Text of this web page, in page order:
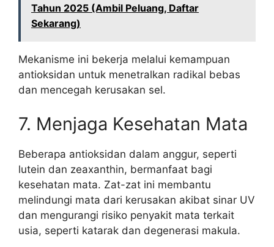
Tahun 2025 (Ambil Peluang, Daftar
Sekarang)
Mekanisme ini bekerja melalui kemampuan
antioksidan untuk menetralkan radikal bebas
dan mencegah kerusakan sel.
7. Menjaga Kesehatan Mata
Beberapa antioksidan dalam anggur, seperti
lutein dan zeaxanthin, bermanfaat bagi
kesehatan mata. Zat-zat ini membantu
melindungi mata dari kerusakan akibat sinar UV
dan mengurangi risiko penyakit mata terkait
usia, seperti katarak dan degenerasi makula.